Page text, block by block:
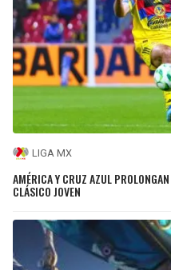
LIGA MX
AMÉRICA Y CRUZ AZUL
CLÁSICO JOVEN